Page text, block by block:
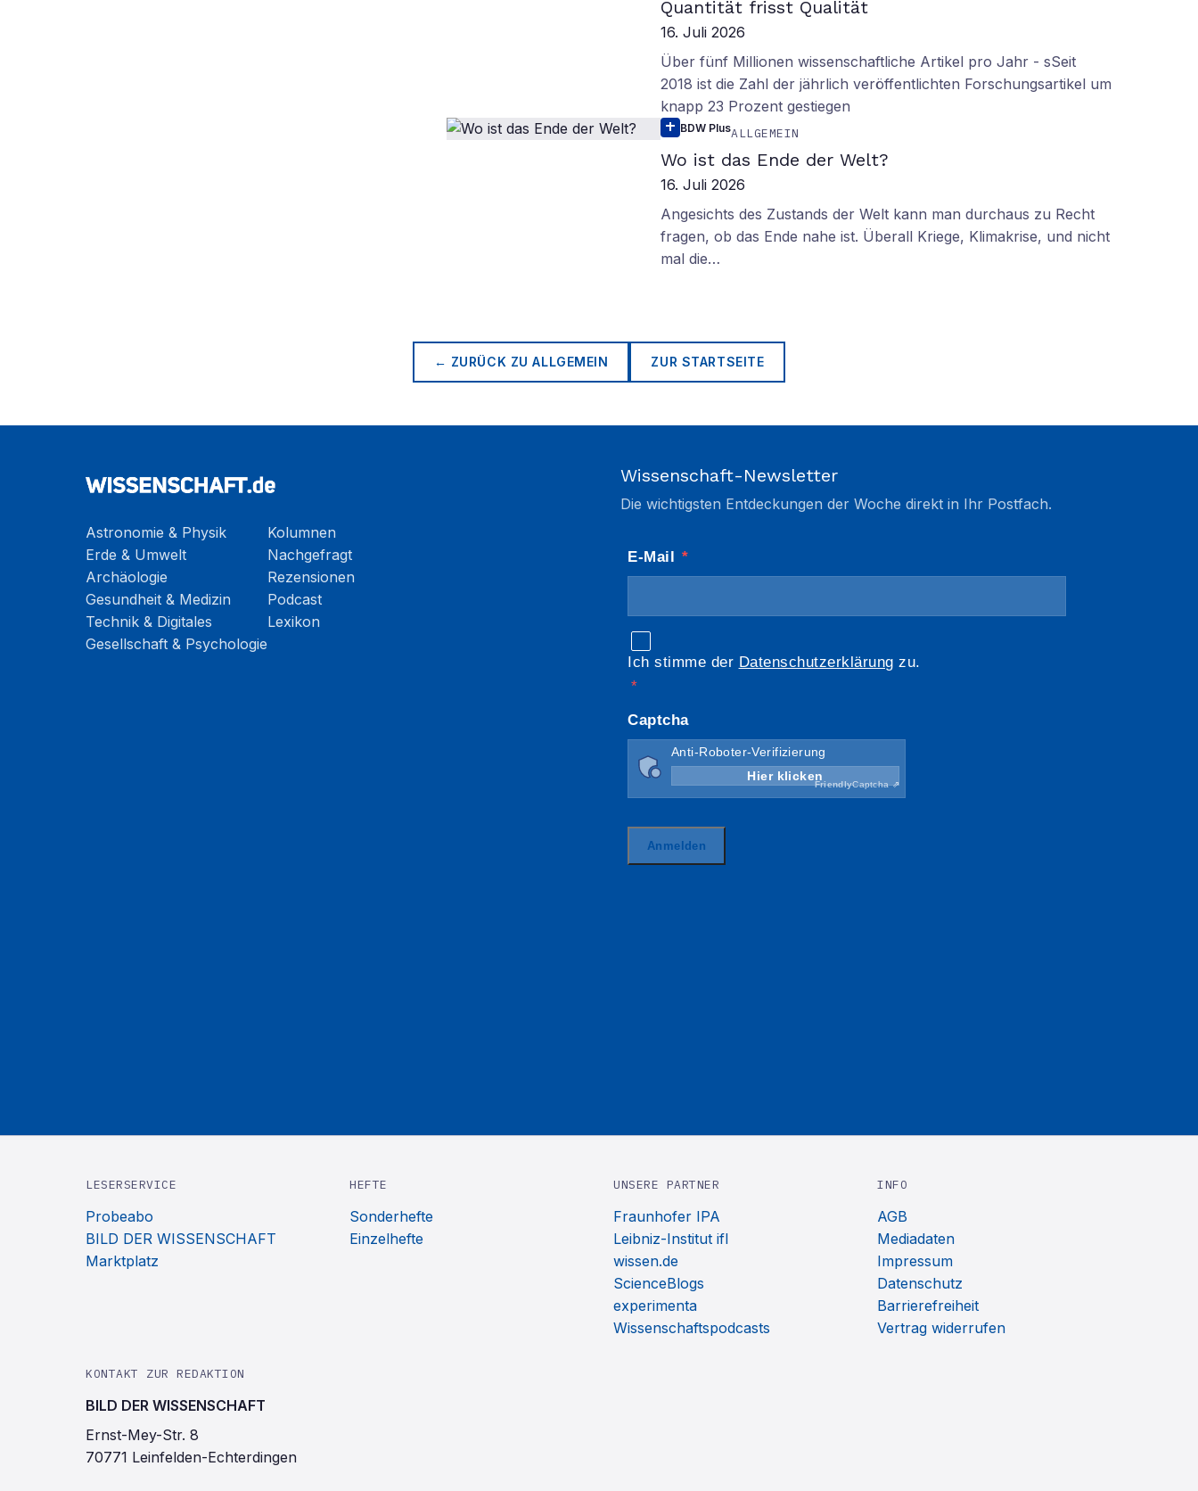
Quantität frisst Qualität
16. Juli 2026
Über fünf Millionen wissenschaftliche Artikel pro Jahr - sSeit
2018 ist die Zahl der jährlich veröffentlichten Forschungsartikel um
knapp 23 Prozent gestiegen
BDW PlusALLGEMEIN
Wo ist das Ende der Welt?
16. Juli 2026
Angesichts des Zustands der Welt kann man durchaus zu Recht
fragen, ob das Ende nahe ist. Überall Kriege, Klimakrise, und nicht
mal die…
← ZURÜCK ZUALLGEMEIN ZUR STARTSEITE
Astronomie & Physik
Erde & Umwelt
Archäologie
Gesundheit & Medizin
Technik & Digitales
Gesellschaft & Psychologie
Kolumnen
Nachgefragt
Rezensionen
Podcast
Lexikon
Wissenschaft-Newsletter
Die wichtigsten Entdeckungen der Woche direkt in Ihr Postfach.
LESERSERVICE
Probeabo
BILD DER WISSENSCHAFT
Marktplatz
HEFTE
Sonderhefte
Einzelhefte
UNSERE PARTNER
Fraunhofer IPA
Leibniz-Institut ifl
wissen.de
ScienceBlogs
experimenta
Wissenschaftspodcasts
INFO
AGB
Mediadaten
Impressum
Datenschutz
Barrierefreiheit
Vertrag widerrufen
KONTAKT ZUR REDAKTION
BILD DER WISSENSCHAFT
Ernst-Mey-Str. 8
70771 Leinfelden-Echterdingen